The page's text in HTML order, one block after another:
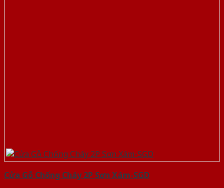
Cửa Gỗ Chống Cháy 2P Sơn Xám-SGD